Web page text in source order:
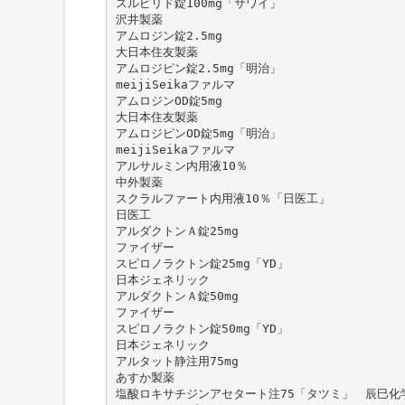
スルピリド錠100mg「サワイ」
沢井製薬
アムロジン錠2.5mg
大日本住友製薬
アムロジピン錠2.5mg「明治」
meijiSeikaファルマ
アムロジンOD錠5mg
大日本住友製薬
アムロジピンOD錠5mg「明治」
meijiSeikaファルマ
アルサルミン内用液10％
中外製薬
スクラルファート内用液10％「日医工」
日医工
アルダクトンＡ錠25mg
ファイザー
スピロノラクトン錠25mg「YD」
日本ジェネリック
アルダクトンＡ錠50mg
ファイザー
スピロノラクトン錠50mg「YD」
日本ジェネリック
アルタット静注用75mg
あすか製薬
塩酸ロキサチジンアセタート注75「タツミ」 辰巳化